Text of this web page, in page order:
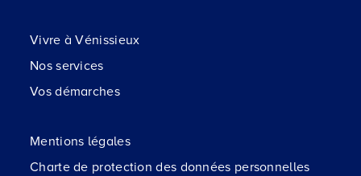
Vivre à Vénissieux
Nos services
Vos démarches
Mentions légales
Charte de protection des données personnelles